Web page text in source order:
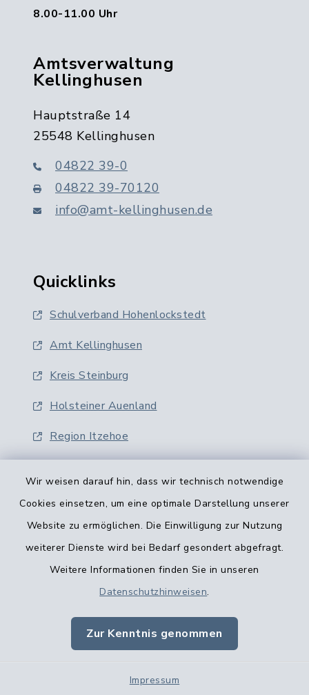
Wir weisen darauf hin, dass wir technisch notwendige
Cookies einsetzen, um eine optimale Darstellung unserer
Website zu ermöglichen. Die Einwilligung zur Nutzung
weiterer Dienste wird bei Bedarf gesondert abgefragt.
Weitere Informationen finden Sie in unseren
Datenschutzhinweisen.
Zur Kenntnis genommen
Impressum
8.00-11.00 Uhr
Amtsverwaltung
Kellinghusen
Hauptstraße 14
25548 Kellinghusen
04822 39-0
04822 39-70120
info@amt-kellinghusen.de
Quicklinks
Schulverband Hohenlockstedt
Amt Kellinghusen
Kreis Steinburg
Holsteiner Auenland
Region Itzehoe
Barrierefreiheit
Impressum
Sitemap